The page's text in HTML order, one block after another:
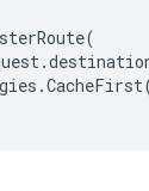
(
.
.CacheFirst